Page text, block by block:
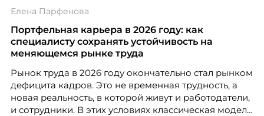
Проблема в том, что так мы измеряем не ценность,
а движение. А творческая работа — это тот редкий
случай, где движение и результат могут не
совпадать вовсе.
Елена Парфенова
Портфельная карьера в 2026 году: как
специалисту сохранять устойчивость на
меняющемся рынке труда
Рынок труда в 2026 году окончательно стал рынком
дефицита кадров. Это не временная трудность, а
новая реальность, в которой живут и работодатели,
и сотрудники. В этих условиях классическая модель